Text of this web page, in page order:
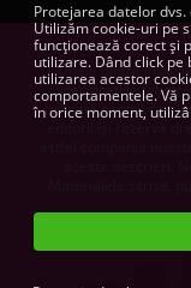
Unele dintre
Specificațiile
indicate pentru
editorii își rezervă
astfel compania
Materialele scrise,
Protejarea datelor
Utilizăm cookie-uri pe
funcționează corect și
utilizare. Dând click
utilizarea acestor
comportamentele. Vă
în orice moment,